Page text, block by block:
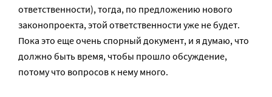
ответственности), тогда, по предложению нового
законопроекта, этой ответственности уже не будет.
Пока это еще очень спорный документ, и я думаю, что
должно быть время, чтобы прошло обсуждение,
потому что вопросов к нему много.